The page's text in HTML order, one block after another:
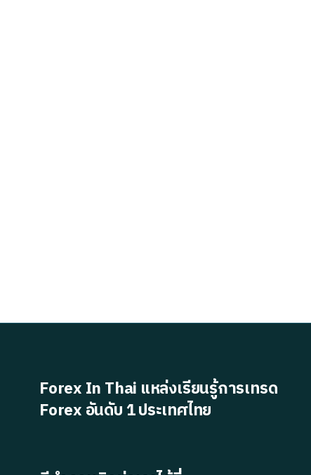
Forex In Thai แหล่งเรียนรู้การเทรด
Forex อันดับ 1 ประเทศไทย